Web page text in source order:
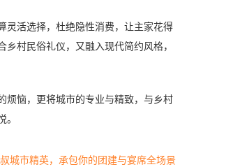
活选择，杜绝隐性消费，让主家花得
村民俗礼仪，又融入现代简约风格，
恼，更将城市的专业与精致，与乡村
城市精英，承包你的团建与宴席全场景